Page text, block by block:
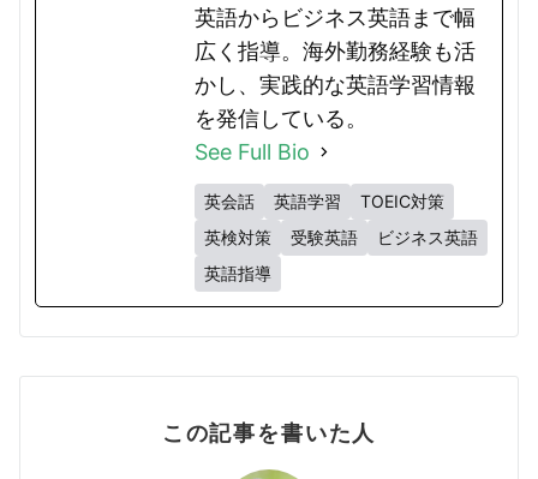
英語からビジネス英語まで幅
広く指導。海外勤務経験も活
かし、実践的な英語学習情報
を発信している。
See Full Bio
英会話 英語学習
TOEIC対策
英検対策
受験英語
ビジネス英語
英語指導
この記事を書いた人